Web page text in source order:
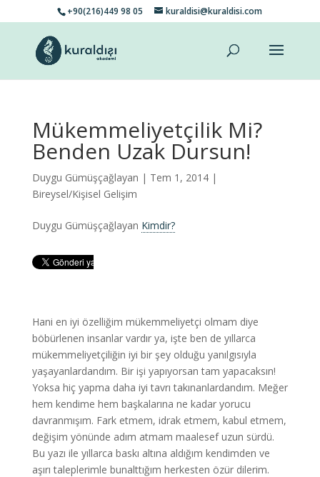
+90(216)449 98 05 kuraldisi@kuraldisi.com
Mükemmeliyetçilik Mi?
Benden Uzak Dursun!
Duygu Gümüşçağlayan | Tem 1, 2014 |
Bireysel/Kişisel Gelişim
Duygu Gümüşçağlayan Kimdir?
Hani en iyi özelliğim mükemmeliyetçi olmam diye
böbürlenen insanlar vardır ya, işte ben de yıllarca
mükemmeliyetçiliğin iyi bir şey olduğu yanılgısıyla
yaşayanlardandım. Bir işi yapıyorsan tam yapacaksın!
Yoksa hiç yapma daha iyi tavrı takınanlardandım. Meğer
hem kendime hem başkalarına ne kadar yorucu
davranmışım. Fark etmem, idrak etmem, kabul etmem,
değişim yönünde adım atmam maalesef uzun sürdü.
Bu yazı ile yıllarca baskı altına aldığım kendimden ve
aşırı taleplerimle bunalttığım herkesten özür dilerim.